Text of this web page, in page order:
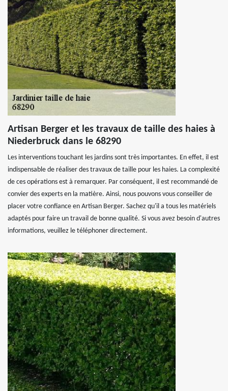
Artisan Berger et les travaux de taille des haies à
Niederbruck dans le 68290
Les interventions touchant les jardins sont très importantes. En effet, il est
indispensable de réaliser des travaux de taille pour les haies. La complexité
de ces opérations est à remarquer. Par conséquent, il est recommandé de
convier des experts en la matière. Ainsi, nous pouvons vous conseiller de
placer votre confiance en Artisan Berger. Sachez qu'il a tous les matériels
adaptés pour faire un travail de bonne qualité. Si vous avez besoin d'autres
informations, veuillez le téléphoner directement.